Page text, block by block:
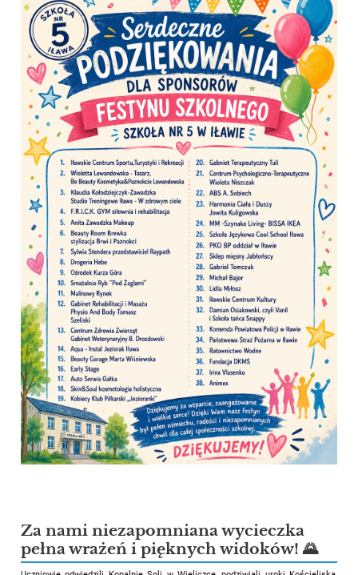
Za nami niezapomniana wycieczka
pełna wrażeń i pięknych widoków! 🌄